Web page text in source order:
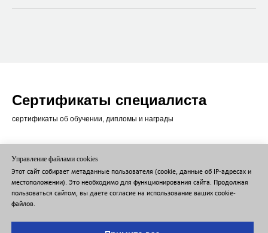
Сертификаты специалиста
сертификаты об обучении, дипломы и награды
Управление файлами cookies
Этот сайт собирает метаданные пользователя (cookie, данные об IP-адресах и
местоположении). Это необходимо для функционирования сайта. Продолжая
пользоваться сайтом, вы даете согласие на использование ваших cookie-
файлов.